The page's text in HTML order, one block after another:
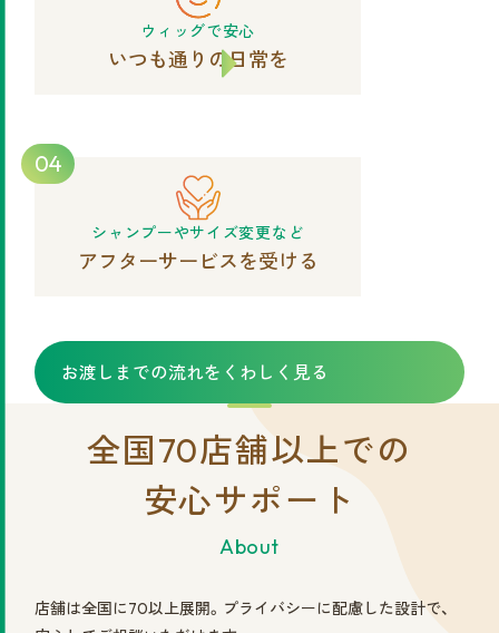
ウィッグで安心
いつも通りの日常を
04
シャンプーやサイズ変更など
アフターサービスを受ける
お渡しまでの流れをくわしく見る
全国70店舗以上での
安心サポート
About
店舗は全国に70以上展開。プライバシーに配慮した設計で、